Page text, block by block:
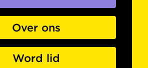
Over ons
Word lid